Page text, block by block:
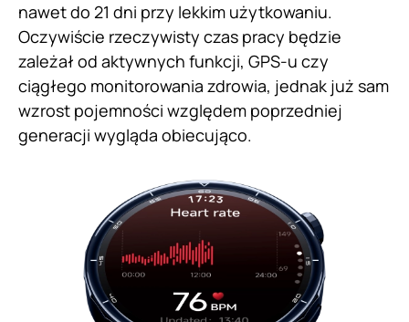
nawet do 21 dni przy lekkim użytkowaniu.
Oczywiście rzeczywisty czas pracy będzie
zależał od aktywnych funkcji, GPS-u czy
ciągłego monitorowania zdrowia, jednak już sam
wzrost pojemności względem poprzedniej
generacji wygląda obiecująco.